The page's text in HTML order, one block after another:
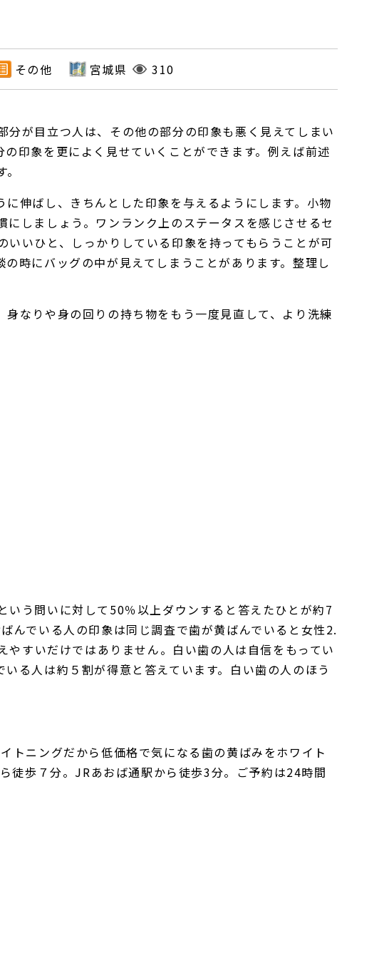
その他 宮城県 310
が目立つ人は、その他の部分の印象も悪く見えてしまい
印象を更によく見せていくことができます。例えば前述
伸ばし、きちんとした印象を与えるようにします。小物
しましょう。ワンランク上のステータスを感じさせるセ
いひと、しっかりしている印象を持ってもらうことが可
時にバッグの中が見えてしまうことがあります。整理し
なりや身の回りの持ち物をもう一度見直して、より洗練
う問いに対して50％以上ダウンすると答えたひとが約7
んでいる人の印象は同じ調査で歯が黄ばんでいると女性2.
すいだけではありません。白い歯の人は自信をもってい
る人は約５割が得意と答えています。白い歯の人のほう
ニングだから低価格で気になる歯の黄ばみをホワイト
徒歩７分。JRあおば通駅から徒歩3分。ご予約は24時間